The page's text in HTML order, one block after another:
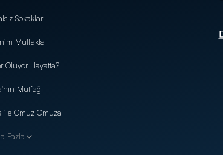
Sokaklar
Mutfakta
Oluyor Hayatta?
Mutfağı
ile Omuz Omuza
Fazla